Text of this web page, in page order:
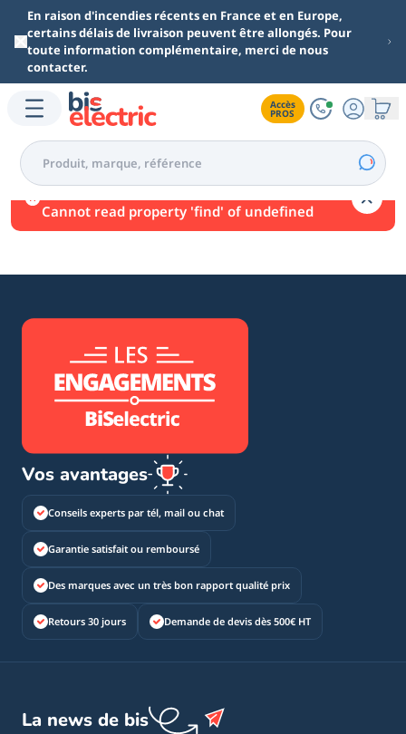
Aller au contenu principal
En raison d'incendies récents en France et en Europe,
certains délais de livraison peuvent être allongés. Pour
toute information complémentaire, merci de nous
contacter.
Accès
PROS
Une erreur est survenue.
Cannot read property 'find' of undefined
Vos avantages
Conseils experts par tél, mail ou chat
Garantie satisfait ou remboursé
Des marques avec un très bon rapport qualité prix
Retours 30 jours Demande de devis dès 500€ HT
La news de bis